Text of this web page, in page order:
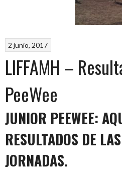
2 junio, 2017
LIFFAMH –
PeeWee
JUNIOR PEEWEE:
RESULTADOS DE
JORNADAS.